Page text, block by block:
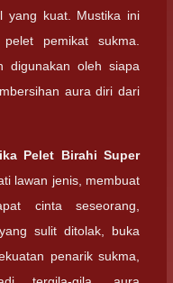
yang kuat. Mustika ini
pemikat sukma.
digunakan oleh siapa
aura diri dari
Pelet Birahi Super
lawan jenis, membuat
cinta seseorang,
sulit ditolak, buka
penarik sukma,